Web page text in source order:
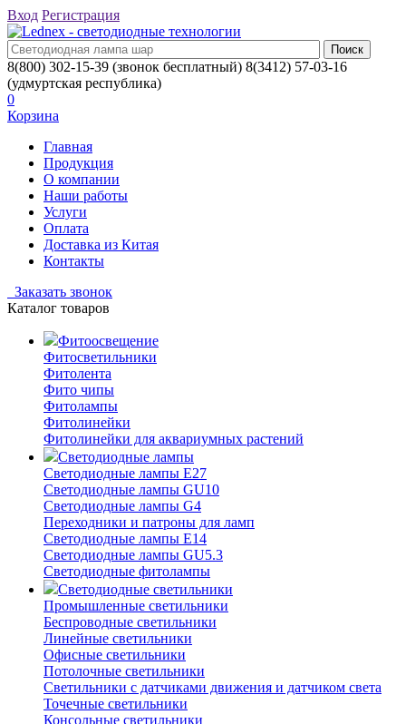
Вход Регистрация
8(800) 302-15-39 (звонок бесплатный) 8(3412) 57-03-16
(удмуртская республика)
0
Корзина
Главная
Продукция
О компании
Наши работы
Услуги
Оплата
Доставка из Китая
Контакты
Заказать звонок
Каталог товаров
Фитоосвещение
Фитосветильники
Фитолента
Фито чипы
Фитолампы
Фитолинейки
Фитолинейки для аквариумных растений
Светодиодные лампы
Светодиодные лампы E27
Светодиодные лампы GU10
Светодиодные лампы G4
Переходники и патроны для ламп
Светодиодные лампы E14
Светодиодные лампы GU5.3
Светодиодные фитолампы
Светодиодные светильники
Промышленные светильники
Беспроводные светильники
Линейные светильники
Офисные светильники
Потолочные светильники
Светильники с датчиками движения и датчиком света
Точечные светильники
Консольные светильники